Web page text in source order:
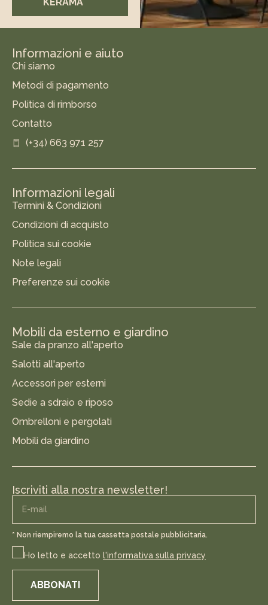
Informazioni e aiuto
Chi siamo
Metodi di pagamento
Politica di rimborso
Contatto
(+34) 663 971 257
Informazioni legali
Termini & Condizioni
Condizioni di acquisto
Politica sui cookie
Note legali
Preferenze sui cookie
Mobili da esterno e giardino
Sale da pranzo all'aperto
Salotti all'aperto
Accessori per esterni
Sedie a sdraio e riposo
Ombrelloni e pergolati
Mobili da giardino
Iscriviti alla nostra newsletter!
* Non riempiremo la tua cassetta postale pubblicitaria.
Ho letto e accetto l'informativa sulla privacy
ABBONATI